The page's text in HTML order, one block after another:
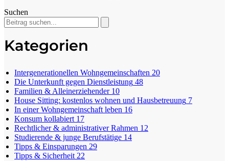
Suchen
Kategorien
Intergenerationellen Wohngemeinschaften 20
Die Unterkunft gegen Dienstleistung 48
Familien & Alleinerziehender 10
House Sitting: kostenlos wohnen und Hausbetreuung 7
In einer Wohngemeinschaft leben 16
Konsum kollabiert 17
Rechtlicher & administrativer Rahmen 12
Studierende & junge Berufstätige 14
Tipps & Einsparungen 29
Tipps & Sicherheit 22